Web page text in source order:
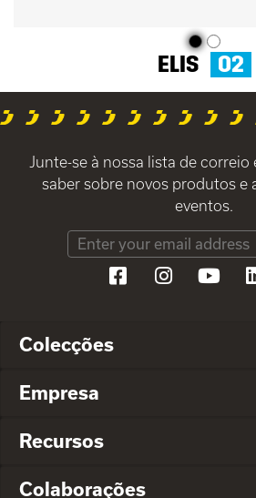
ELIS O2
Junte-se à nossa lista de correio
saber sobre novos produtos e
eventos.
Colecções
Empresa
Recursos
Colaborações